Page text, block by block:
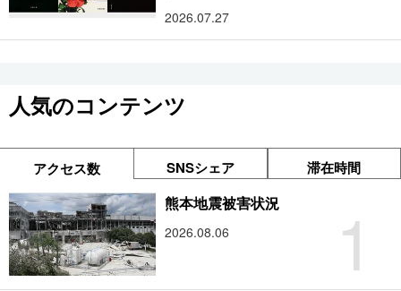
2026.07.27
人気のコンテンツ
アクセス数 SNSシェア 滞在時間
1
熊本地震被害状況
2026.08.06